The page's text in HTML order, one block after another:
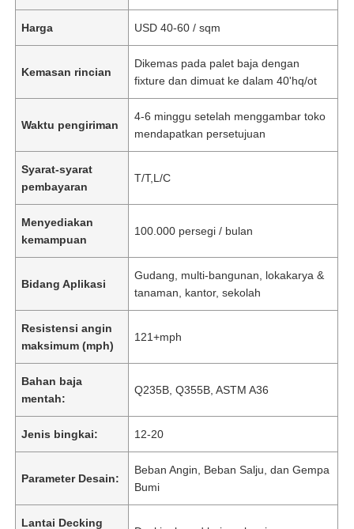
Harga USD 40-60 / sqm
Kemasan rincian
Dikemas pada palet baja dengan
fixture dan dimuat ke dalam 40'hq/ot
Waktu pengiriman
4-6 minggu setelah menggambar toko
mendapatkan persetujuan
Syarat-syarat
pembayaran
T/T,L/C
Menyediakan
kemampuan
100.000 persegi / bulan
Bidang Aplikasi
Gudang, multi-bangunan, lokakarya &
tanaman, kantor, sekolah
Resistensi angin
maksimum (mph)
121+mph
Bahan baja
mentah:
Q235B, Q355B, ASTM A36
Jenis bingkai: 12-20
Parameter Desain:
Beban Angin, Beban Salju, dan Gempa
Bumi
Lantai Decking